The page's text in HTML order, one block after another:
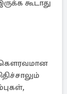
கூடாது
கௌரவமான